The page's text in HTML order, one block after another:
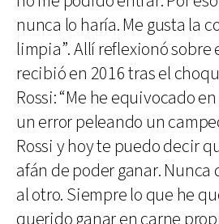
nunca lo haría. Me gusta la
limpia”. Allí reflexionó sobre
recibió en 2016 tras el
Rossi: “Me he equivocado
un error peleando un
Rossi y hoy te puedo decir
afán de poder ganar.
al otro. Siempre lo que he
querido ganar en carne